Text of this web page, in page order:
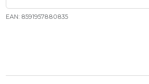
EAN: 8591957880835